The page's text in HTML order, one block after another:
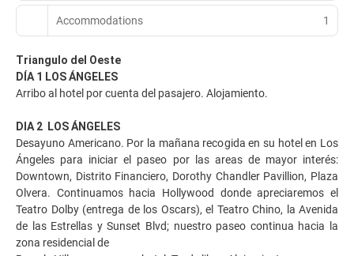
Accommodations 1
Triangulo del Oeste
DÍA 1 LOS ÁNGELES
Arribo al hotel por cuenta del pasajero. Alojamiento.
DIA 2 LOS ÁNGELES
Desayuno Americano. Por la mañana recogida en su hotel en Los
Ángeles para iniciar el paseo por las areas de mayor interés:
Downtown, Distrito Financiero, Dorothy Chandler Pavillion, Plaza
Olvera. Continuamos hacia Hollywood donde apreciaremos el
Teatro Dolby (entrega de los Oscars), el Teatro Chino, la Avenida
de las Estrellas y Sunset Blvd; nuestro paseo continua hacia la
zona residencial de